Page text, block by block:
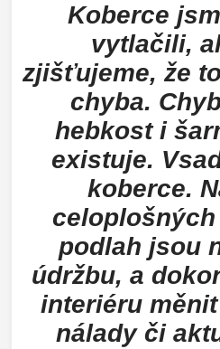
Koberce
vytlačili,
zjišťujeme, že
chyba.
hebkost i
existuje.
koberce.
podlah jsou
údržbu, a
interiéru
nálady či